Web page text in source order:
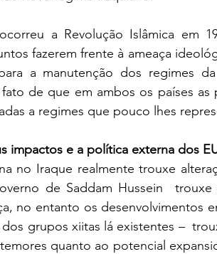
a Revolução Islâmica em
fazerem frente à ameaça
a manutenção dos regimes
de que em ambos os países as
a regimes que pouco lhes
impactos e a política externa dos
no Iraque realmente trouxe
de Saddam Hussein
no entanto os desenvolvimentos
grupos xiitas lá existentes –
quanto ao potencial